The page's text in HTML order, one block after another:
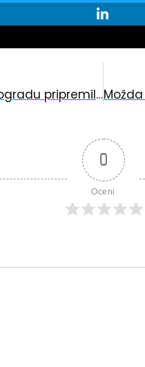
Turistička organizacija za sajam u Beogradu pripremila „Kovinsku regatu“
0
Oceni